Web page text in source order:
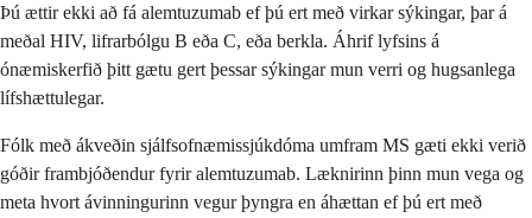
Þú ættir ekki að fá alemtuzumab ef þú ert með virkar sýkingar, þar á
meðal HIV, lifrarbólgu B eða C, eða berkla. Áhrif lyfsins á
ónæmiskerfið þitt gætu gert þessar sýkingar mun verri og hugsanlega
lífshættulegar.
Fólk með ákveðin sjálfsofnæmissjúkdóma umfram MS gæti ekki verið
góðir frambjóðendur fyrir alemtuzumab. Læknirinn þinn mun vega og
meta hvort ávinningurinn vegur þyngra en áhættan ef þú ert með